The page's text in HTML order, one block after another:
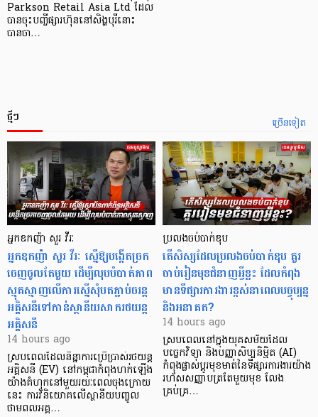
Parkson Retail Asia Ltd ដែល
បានចុះបញ្ចីផ្សារហ៊ុននៅសិង្ហបុរីនោះ
បានចា…
ច្រើនទៀត
ថ្មីៗ
អ្នកឧកញ៉ា សួរ វីរៈ
អ្នកឧកញ៉ា សួរ វីរៈ ស្នើឱ្យបង្កើតច្រក
ចេញចូលតែមួយ ដើម្បីលុបបំបាត់ភាព
ស្មុគស្មាញលើការស្នើសុំបតភ្ជាប់ចរន្ត
អគ្គិសនីទៅកាន់ស្ថានីយសាករថយន្ត
អគ្គិសនី
14 hours ago
ស្របពេលដែលនិន្នាការប្រើប្រាស់រថយន្ត
អគ្គិសនី (EV) នៅកម្ពុជាកំពុងហក់ឡើង
យ៉ាងគំហុកនៅមួយរយៈពេលចុងក្រោយ
នេះ ការវិនិយោគលើស្ថានីយបញ្ចូល
ថាមពលអគ្គ…
ប្រលងចប់បាក់ឌុប
តើសិស្សដែលប្រលងចប់បាក់ឌុប គួរ
ចាប់រៀនមុខជំនាញអ្វីខ្លះ ដែលកំពុង
មានទីផ្សារការងារខ្ពស់នាពេលបច្ចុប្បន្ន
និងអនាគត?
14 hours ago
ស្របពេលនៅក្នុងយុគសម័យដែល
បច្ចេកវិទ្យា និងបញ្ញាសិប្បនិម្មិត (AI)
កំពុងផ្លាស់ប្តូរមុខមាត់នៃទីផ្សារការងារយ៉ាង
រហ័សសញ្ញាបត្រតែមួយមុខ លែង
គ្រប់គ្រ…